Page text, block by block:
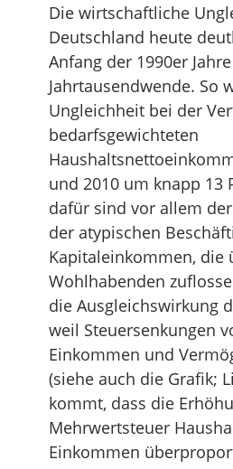
Die wirtschaftliche
Deutschland heute
Anfang der 1990er
Jahrtausendwende. So
Ungleichheit bei der
bedarfsgewichteten
und 2010 um knapp 13
dafür sind vor allem
der atypischen
Kapitaleinkommen, die
Wohlhabenden
die Ausgleichswirkung
weil Steuersenkungen
Einkommen und
(siehe auch die Grafik;
kommt, dass die
Mehrwertsteuer
Einkommen